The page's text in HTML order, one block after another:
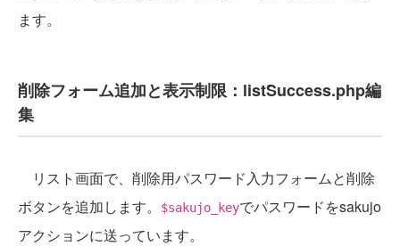
ます。
削除フォーム追加と表示制限：listSuccess.php編
集
リスト画面で、削除用パスワード入力フォームと削除
ボタンを追加します。
$sakujo_keyでパスワードをsakujo
アクションに送っています。